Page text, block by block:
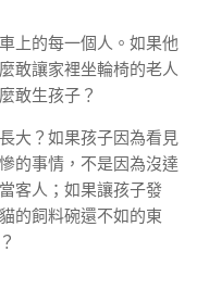
上的每一個人。如果他
敢讓家裡坐輪椅的老人
敢生孩子？
大？如果孩子因為看見
的事情，不是因為沒達
客人；如果讓孩子發
的飼料碗還不如的東